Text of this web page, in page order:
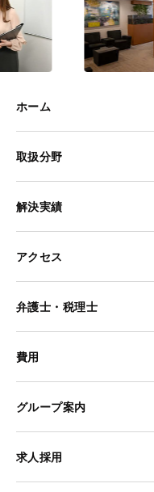
ホーム
取扱分野
解決実績
アクセス
弁護士・税理士
費用
グループ案内
求人採用